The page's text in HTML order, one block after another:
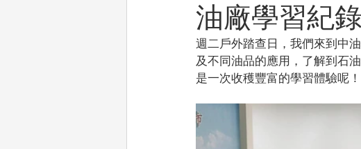
心文藝競賽 國際教育 Star of the
油廠學習紀錄
週二戶外踏查日，我們來到中
及不同油品的應用，了解到石
是一次收穫豐富的學習體驗呢！